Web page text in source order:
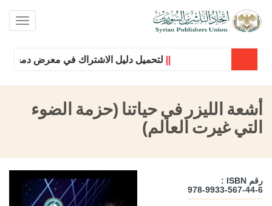
لتحميل دليل الاشتراك في معرض دمشق
أشعة الليزر في حياتنا (حزمة الضوء
التي غيرت العالم)
رقم ISBN :
978-9933-567-44-6